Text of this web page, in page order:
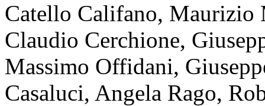
Catello Califano, Maurizio
Claudio Cerchione,
Massimo Offidani,
Casaluci, Angela Rago,